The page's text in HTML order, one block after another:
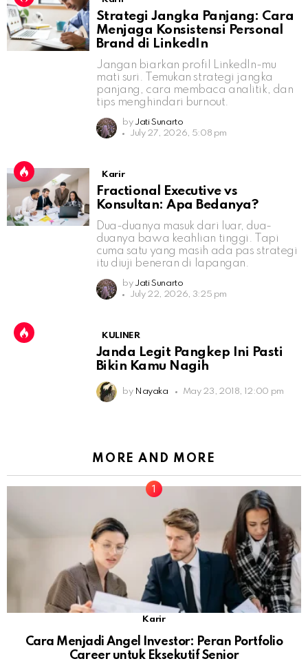
Strategi Jangka Panjang: Cara
Menjaga Konsistensi Personal
Brand di LinkedIn
Jangan biarkan profil LinkedIn-mu
mati suri. Temukan strategi jangka
panjang, cara membaca analitik, dan
tips menghindari burnout.
by Jati Sunarto
July 27, 2026, 5:08 pm
Karir
Fractional Executive vs
Konsultan: Apa Bedanya?
Dua-duanya masuk dari luar, dua-
duanya bawa keahlian tinggi. Tapi
cuma satu yang masih ada pas strategi
itu diuji beneran di lapangan.
by Jati Sunarto
July 22, 2026, 3:25 pm
KULINER
Janda Legit Pangkep Ini Pasti
Bikin Kamu Nagih
by Nayaka May 23, 2018, 12:00 pm
MORE AND MORE
Karir
Cara Menjadi Angel Investor: Peran Portfolio
Career untuk Eksekutif Senior